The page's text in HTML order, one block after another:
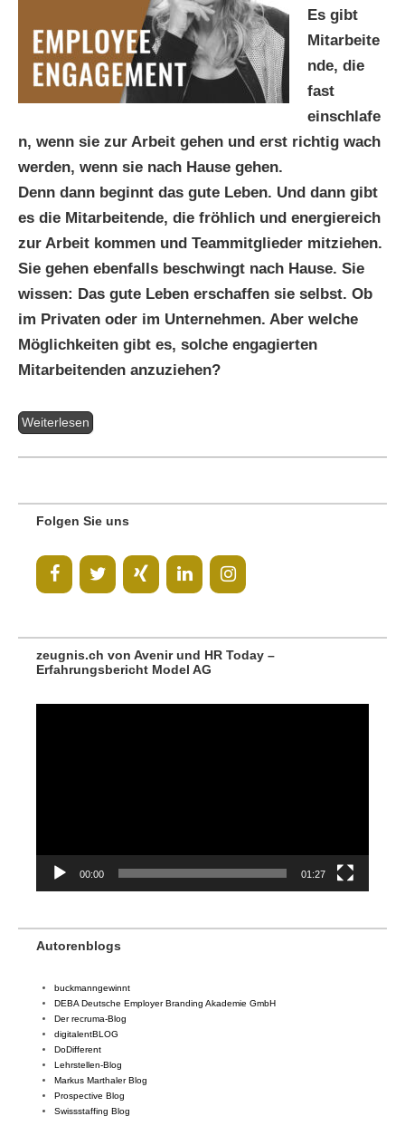
Es gibt
Mitarbeite
nde, die
fast
einschlafe
n, wenn sie zur Arbeit gehen und erst richtig wach
werden, wenn sie nach Hause gehen.
Denn dann beginnt das gute Leben. Und dann gibt
es die Mitarbeitende, die fröhlich und energiereich
zur Arbeit kommen und Teammitglieder mitziehen.
Sie gehen ebenfalls beschwingt nach Hause. Sie
wissen: Das gute Leben erschaffen sie selbst. Ob
im Privaten oder im Unternehmen. Aber welche
Möglichkeiten gibt es, solche engagierten
Mitarbeitenden anzuziehen?
Weiterlesen
Folgen Sie uns
zeugnis.ch von Avenir und HR Today –
Erfahrungsbericht Model AG
00:00 01:27
Autorenblogs
buckmanngewinnt
DEBA Deutsche Employer Branding Akademie GmbH
Der recruma-Blog
digitalentBLOG
DoDifferent
Lehrstellen-Blog
Markus Marthaler Blog
Prospective Blog
Swissstaffing Blog